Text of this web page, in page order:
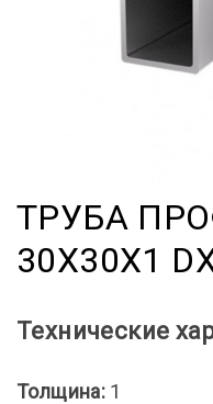
ТРУБА
30X30X1
Технические
Толщина: 1